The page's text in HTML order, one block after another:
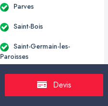
Parves
Saint-Bois
Saint-Germain-les-
Paroisses
Belley
Cormoranche-sur-Saône
Devis